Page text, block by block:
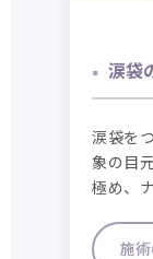
涙袋
涙袋を
象の目
極め、
施